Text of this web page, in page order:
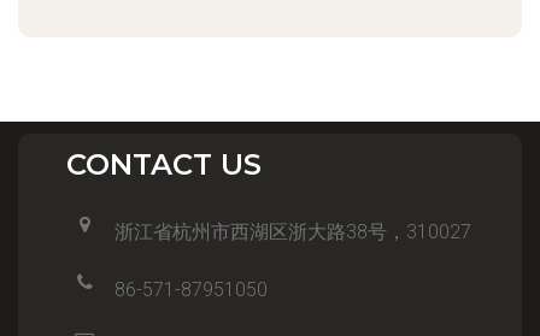
CONTACT US
浙江省杭州市西湖区浙大路38号，310027
86-571-87951050